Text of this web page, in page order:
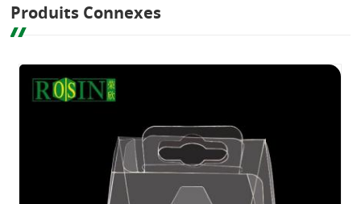
Produits Connexes